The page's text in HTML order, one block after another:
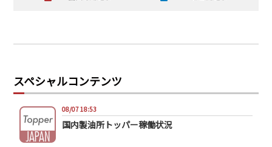
スペシャルコンテンツ
08/07 18:53
国内製油所トッパー稼働状況